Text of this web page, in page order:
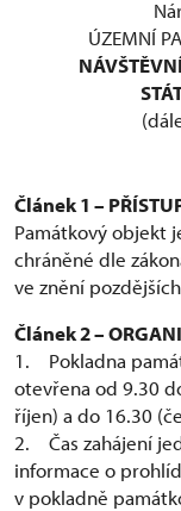
ÚZEMNÍ
Článek 1 –
Památkový objekt
chráněné dle
ve znění
Článek 2 –
1. Pokladna
otevřena od 9.30
říjen) a do 16.30
2. Čas zahájení
informace o
v pokladně